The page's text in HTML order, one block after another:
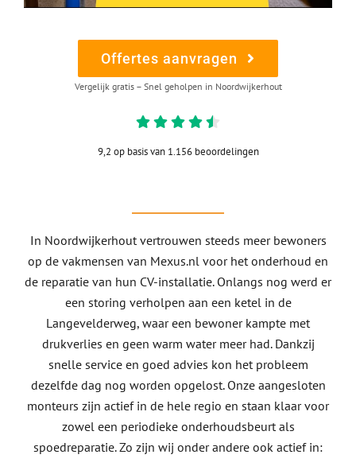
Offertes aanvragen
Vergelijk gratis – Snel geholpen in Noordwijkerhout
9,2 op basis van 1.156 beoordelingen
In Noordwijkerhout vertrouwen steeds meer bewoners
op de vakmensen van Mexus.nl voor het onderhoud en
de reparatie van hun CV-installatie. Onlangs nog werd er
een storing verholpen aan een ketel in de
Langevelderweg, waar een bewoner kampte met
drukverlies en geen warm water meer had. Dankzij
snelle service en goed advies kon het probleem
dezelfde dag nog worden opgelost. Onze aangesloten
monteurs zijn actief in de hele regio en staan klaar voor
zowel een periodieke onderhoudsbeurt als
spoedreparatie. Zo zijn wij onder andere ook actief in: